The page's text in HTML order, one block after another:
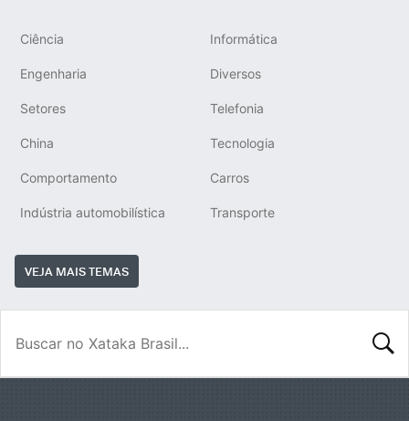
Ciência Informática
Engenharia Diversos
Setores Telefonia
China Tecnologia
Comportamento Carros
Indústria automobilística Transporte
VEJA MAIS TEMAS